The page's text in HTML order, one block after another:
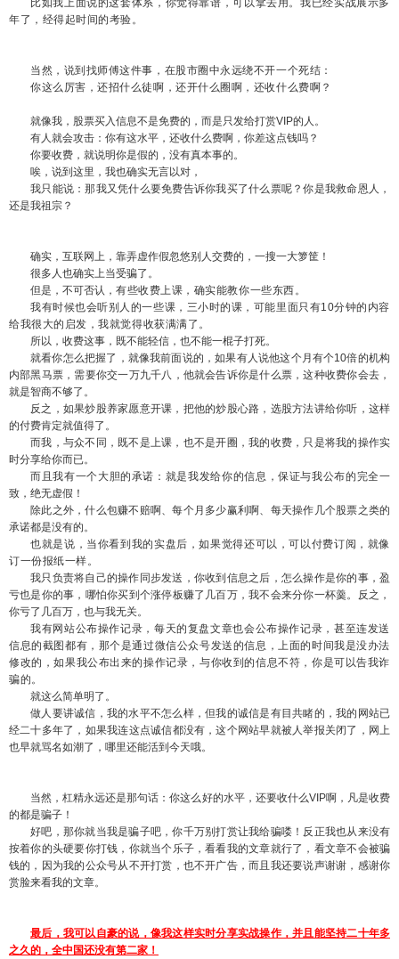
年了，经得起时间的考验。
当然，说到找师傅这件事，在股市圈中永远绕不开一个死结：
你这么厉害，还招什么徒啊，还开什么圈啊，还收什么费啊？
就像我，股票买入信息不是免费的，而是只发给打赏VIP的人。
有人就会攻击：你有这水平，还收什么费啊，你差这点钱吗？
你要收费，就说明你是假的，没有真本事的。
唉，说到这里，我也确实无言以对，
我只能说：那我又凭什么要免费告诉你我买了什么票呢？你是我救命恩人，
还是我祖宗？
确实，互联网上，靠弄虚作假忽悠别人交费的，一搜一大箩筐！
很多人也确实上当受骗了。
但是，不可否认， 有些收费上课，确实能教你一些东西。
我有时候也会听别人的一些课，三小时的课，可能里面只有10分钟的内容
给我很大的启发，我就觉得收获满满了。
所以，收费这事，既不能轻信，也不能一棍子打死。
就看你怎么把握了，就像我前面说的，如果有人说他这个月有个10倍的机构
内部黑马票，需要你交一万九千八，他就会告诉你是什么票，这种收费你会去，
就是智商不够了。
反之，如果炒股养家愿意开课，把他的炒股心路，选股方法讲给你听，这样
的付费肯定就值得了。
而我，与众不同，既不是上课，也不是开圈，我的收费，只是将我的操作实
时分享给你而已。
而且我有一个大胆的承诺：就是我发给你的信息，保证与我公布的完全一
致，绝无虚假！
除此之外，什么包赚不赔啊、每个月多少赢利啊、每天操作几个股票之类的
承诺都是没有的。
也就是说，当你看到我的实盘后，如果觉得还可以，可以付费订阅，就像
订一份报纸一样。
我只负责将自己的操作同步发送，你收到信息之后，怎么操作是你的事，盈
亏也是你的事，哪怕你买到个涨停板赚了几百万，我不会来分你一杯羹。反之，
你亏了几百万，也与我无关。
我有网站公布操作记录，每天的复盘文章也会公布操作记录，甚至连发送
信息的截图都有，那个是通过微信公众号发送的信息，上面的时间我是没办法
修改的，如果我公布出来的操作记录，与你收到的信息不符，你是可以告我诈
骗的。
就这么简单明了。
做人要讲诚信，我的水平不怎么样，但我的诚信是有目共睹的，我的网站已
经二十多年了，如果我连这点诚信都没有，这个网站早就被人举报关闭了，网上
也早就骂名如潮了，哪里还能活到今天哦。
当然，杠精永远还是那句话：你这么好的水平，还要收什么VIP啊，凡是收费
的都是骗子！
好吧，那你就当我是骗子吧，你千万别打赏让我给骗喽！反正我也从来没有
按着你的头硬要你打钱，你就当个乐子，看看我的文章就行了，看文章不会被骗
钱的，因为我的公众号从不开打赏，也不开广告，而且我还要说声谢谢，感谢你
赏脸来看我的文章。
最后，我可以自豪的说，像我这样实时分享实战操作，并且能坚持二十年多
之久的，全中国还没有第二家！